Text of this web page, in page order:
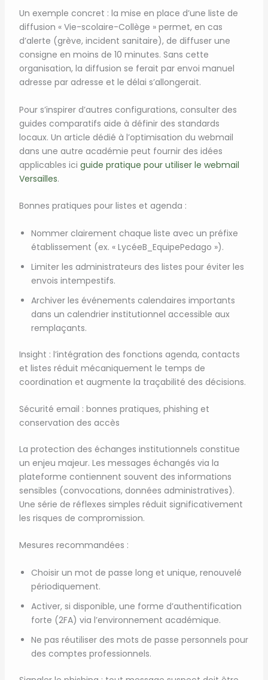
Un exemple concret : la mise en place d’une liste de
diffusion « Vie-scolaire-Collège » permet, en cas
d’alerte (grève, incident sanitaire), de diffuser une
consigne en moins de 10 minutes. Sans cette
organisation, la diffusion se ferait par envoi manuel
adresse par adresse et le délai s’allongerait.
Pour s’inspirer d’autres configurations, consulter des
guides comparatifs aide à définir des standards
locaux. Un article dédié à l’optimisation du webmail
dans une autre académie peut fournir des idées
applicables ici guide pratique pour utiliser le webmail
Versailles.
Bonnes pratiques pour listes et agenda :
Nommer clairement chaque liste avec un préfixe
établissement (ex. « LycéeB_EquipePedago »).
Limiter les administrateurs des listes pour éviter les
envois intempestifs.
Archiver les événements calendaires importants
dans un calendrier institutionnel accessible aux
remplaçants.
Insight : l’intégration des fonctions agenda, contacts
et listes réduit mécaniquement le temps de
coordination et augmente la traçabilité des décisions.
Sécurité email : bonnes pratiques, phishing et
conservation des accès
La protection des échanges institutionnels constitue
un enjeu majeur. Les messages échangés via la
plateforme contiennent souvent des informations
sensibles (convocations, données administratives).
Une série de réflexes simples réduit significativement
les risques de compromission.
Mesures recommandées :
Choisir un mot de passe long et unique, renouvelé
périodiquement.
Activer, si disponible, une forme d’authentification
forte (2FA) via l’environnement académique.
Ne pas réutiliser des mots de passe personnels pour
des comptes professionnels.